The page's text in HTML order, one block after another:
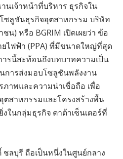
เจ้าหน้าที่บริหาร ธุรกิจใน
โซลูชันธุรกิจอุตสาหกรรม บริษัท
น) หรือ BGRIM เปิดเผยว่า ข้อ
ไฟฟ้า (PPA) ที่มีขนาดใหญ่ที่สุด
ารนี้สะท้อนถึงบทบาทความเป็น
นการส่งมอบโซลูชันพลังงาน
าพและความน่าเชื่อถือ เพื่อ
ตสาหกรรมและโครงสร้างพื้น
ในกลุ่มธุรกิจ ดาต้าเซ็นเตอร์ที่
ลบุรี ถือเป็นหนึ่งในศูนย์กลาง